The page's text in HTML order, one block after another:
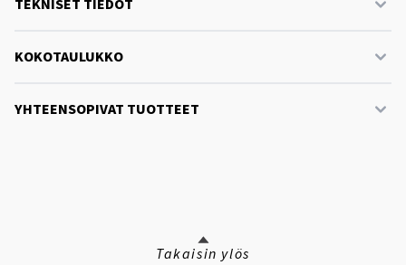
TEKNISET TIEDOT
KOKOTAULUKKO
YHTEENSOPIVAT TUOTTEET
Takaisin ylös